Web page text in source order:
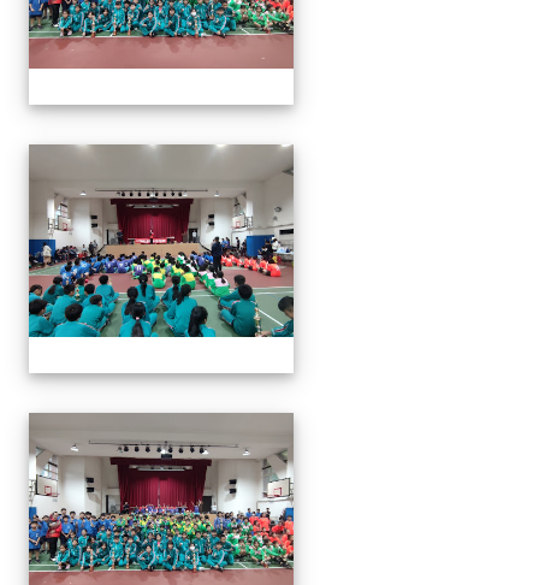
113年全國北區師生盃巧固
113年全國北區師生盃巧固